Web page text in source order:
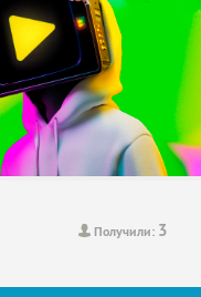
Получили: 3